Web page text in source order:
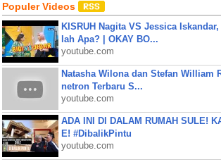
Populer Videos
KISRUH Nagita VS Jessica
lah Apa? | OKAY BO...
youtube.com
Natasha Wilona dan Stefan William
netron Terbaru S...
youtube.com
ADA INI DI DALAM RUMAH SULE!
E! #DibalikPintu
youtube.com